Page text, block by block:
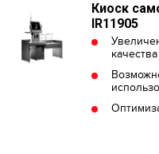
Киоск
IR11905